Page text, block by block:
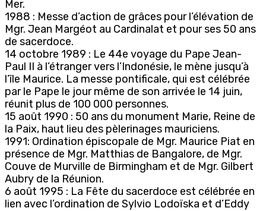
Mer.
1988 : Messe d’action de grâces pour l’élévation de
Mgr. Jean Margéot au Cardinalat et pour ses 50 ans
de sacerdoce.
14 octobre 1989 : Le 44e voyage du Pape Jean-
Paul II à l’étranger vers l’Indonésie, le mène jusqu’à
l’île Maurice. La messe pontificale, qui est célébrée
par le Pape le jour même de son arrivée le 14 juin,
réunit plus de 100 000 personnes.
15 août 1990 : 50 ans du monument Marie, Reine de
la Paix, haut lieu des pèlerinages mauriciens.
1991: Ordination épiscopale de Mgr. Maurice Piat en
présence de Mgr. Matthias de Bangalore, de Mgr.
Couve de Murville de Birmingham et de Mgr. Gilbert
Aubry de la Réunion.
6 août 1995 : La Fête du sacerdoce est célébrée en
lien avec l’ordination de Sylvio Lodoïska et d’Eddy